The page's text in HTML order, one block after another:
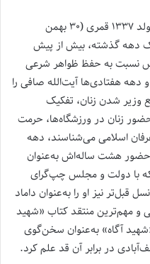
کهن‌سال‌ترین مرجع تقلید شیعه که متولد ۱۳۳۷ قمری (۳۰ بهمن
یک دهه گذشته، بیش از پیش
نسبت به حفظ ظواهر شرعی
هفتادی‌ها آیت‌الله صافی را
شدن زنان، تفکیک
زنان در ورزشگاه‌ها، حرمت
اسلامی می‌شناسند، دهه
حضور هشت ساله‌اش به‌عنوان
که با دولت و مجلس چپ‌گرای
نیز او را به‌عنوان داماد
و مهم‌ترین منتقد کتاب «شهید
آگاه» به‌عنوان سخن‌گوی
در برابر آن قد علم کرد.